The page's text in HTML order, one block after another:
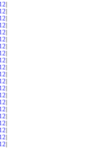
|
|
|
|
|
|
|
|
|
|
|
|
|
|
|
|
|
|
|
|
|